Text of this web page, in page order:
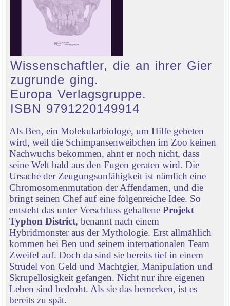
Wissenschaftler, die an ihrer Gier
zugrunde ging.
Europa Verlagsgruppe.
ISBN 9791220149914
Als Ben, ein Molekularbiologe, um Hilfe gebeten
wird, weil die Schimpansenweibchen im Zoo keinen
Nachwuchs bekommen, ahnt er noch nicht, dass
seine Welt bald aus den Fugen geraten wird. Die
Ursache der Zeugungsunfähigkeit ist nämlich eine
Chromosomenmutation der Affendamen, und die
bringt seinen Chef auf eine folgenreiche Idee. So
entsteht das unter Verschluss gehaltene Projekt
Typhon District, benannt nach einem
Hybridmonster aus der Mythologie. Erst allmählich
kommen bei Ben und seinem internationalen Team
Zweifel auf. Doch da sind sie bereits tief in einem
Strudel von Geld und Machtgier, Manipulation und
Skrupellosigkeit gefangen. Nicht nur ihre eigenen
Leben sind bedroht. Als sie das bemerken, ist es
bereits zu spät.